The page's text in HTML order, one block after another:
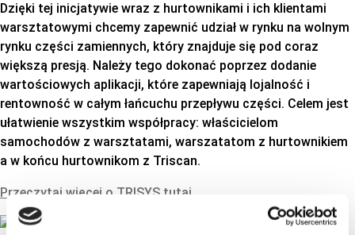
Dzięki tej inicjatywie wraz z hurtownikami i ich klientami
warsztatowymi chcemy zapewnić udział w rynku na wolnym
rynku części zamiennych, który znajduje się pod coraz
większą presją. Należy tego dokonać poprzez dodanie
wartościowych aplikacji, które zapewniają lojalność i
rentowność w całym łańcuchu przepływu części. Celem jest
ułatwienie wszystkim współpracy: właścicielom
samochodów z warsztatami, warszatatom z hurtownikiem
a w końcu hurtownikom z Triscan.
Przeczytaj więcej o TRISYS tutaj…